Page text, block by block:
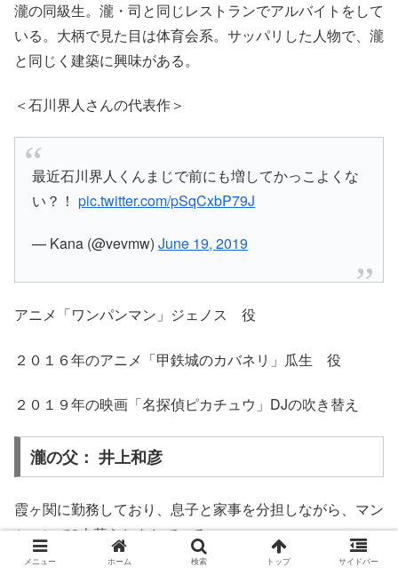
瀧の同級生。瀧・司と同じレストランでアルバイトをして
いる。大柄で見た目は体育会系。サッパリした人物で、瀧
と同じく建築に興味がある。
＜石川界人さんの代表作＞
最近石川界人くんまじで前にも増してかっこよくな
い？！pic.twitter.com/pSqCxbP79J
— Kana (@vevmw)June 19, 2019
アニメ「ワンパンマン」ジェノス 役
２０１６年のアニメ「甲鉄城のカバネリ」瓜生 役
２０１９年の映画「名探偵ピカチュウ」DJの吹き替え
瀧の父： 井上和彦
霞ヶ関に勤務しており、息子と家事を分担しながら、マン
ションで2人暮らしをしている。
メニュー ホーム 検索 トップ サイドバー